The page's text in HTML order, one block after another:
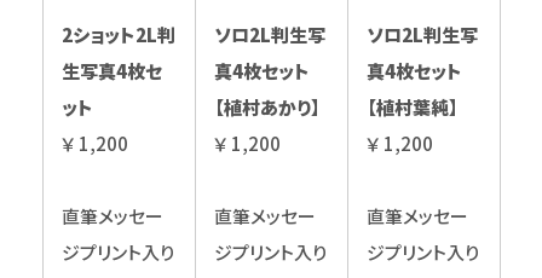
2ショット2L判
生写真4枚セ
ット
￥ 1,200
直筆メッセー
ジプリント入り
ソロ2L判生写
真4枚セット
【植村あかり】
￥ 1,200
直筆メッセー
ジプリント入り
ソロ2L判生写
真4枚セット
【植村葉純】
￥ 1,200
直筆メッセー
ジプリント入り